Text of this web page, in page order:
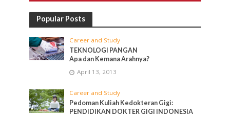
Popular Posts
Career and Study
TEKNOLOGI PANGAN
Apa dan Kemana Arahnya?
April 13, 2013
Career and Study
Pedoman Kuliah Kedokteran Gigi:
PENDIDIKAN DOKTER GIGI INDONESIA